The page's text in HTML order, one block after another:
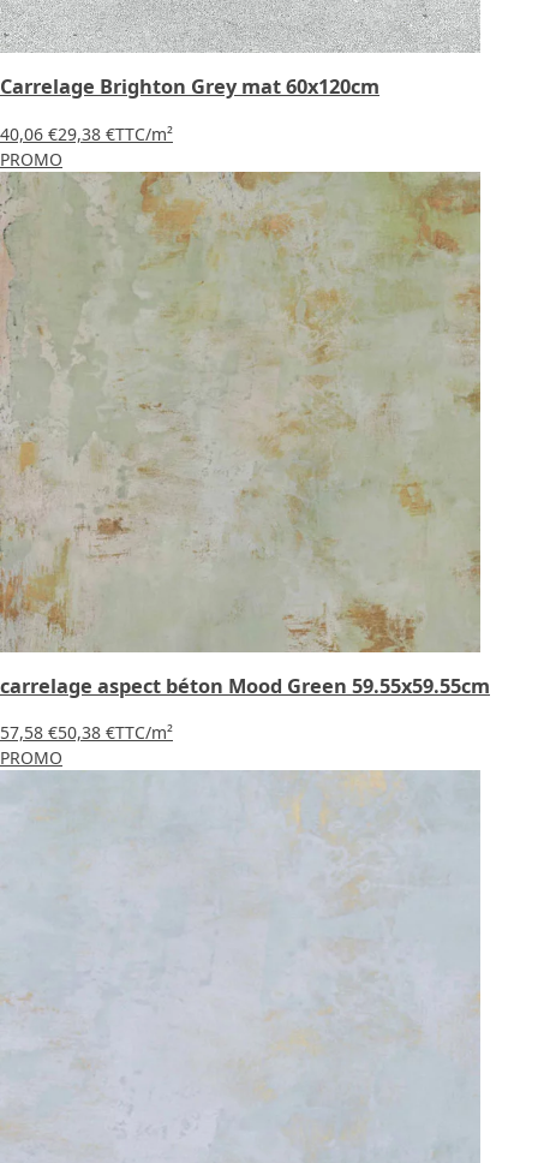
Carrelage Brighton Grey mat 60x120cm
40,06 €29,38 €TTC/m²
PROMO
carrelage aspect béton Mood Green 59.55x59.55cm
57,58 €50,38 €TTC/m²
PROMO